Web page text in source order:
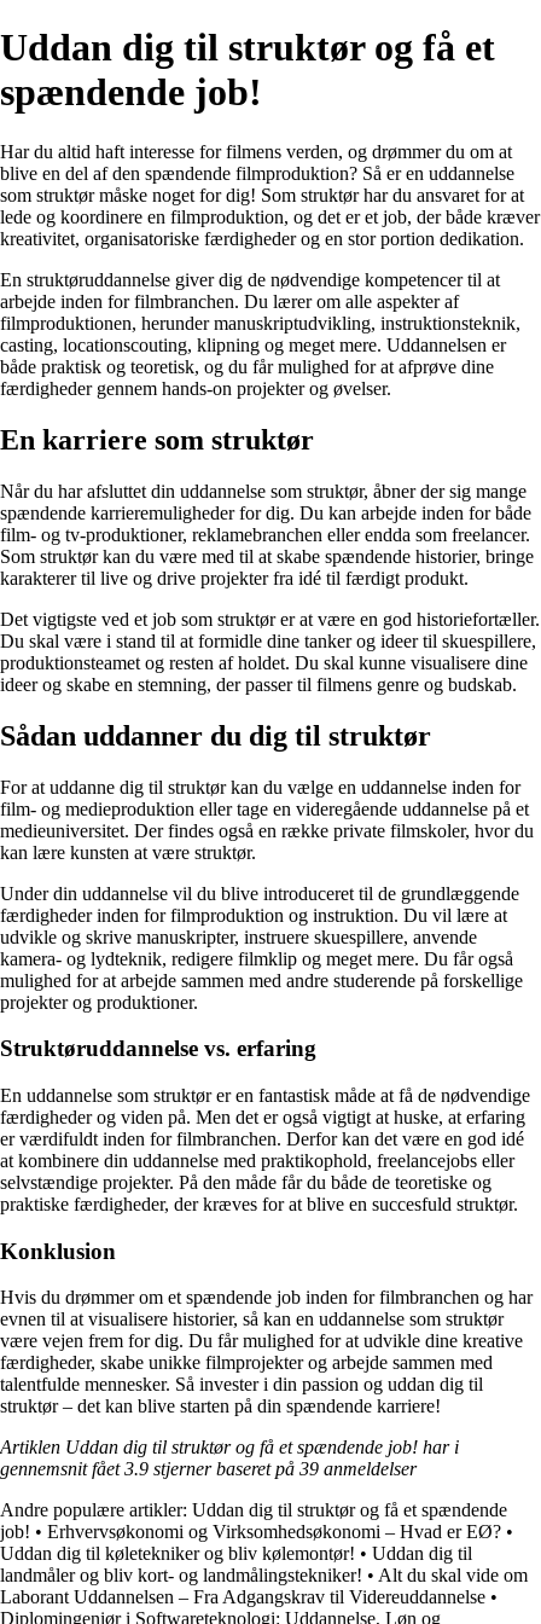
Uddan dig til struktør og få et
spændende job!
Har du altid haft interesse for filmens verden, og drømmer du om at
blive en del af den spændende filmproduktion? Så er en uddannelse
som struktør måske noget for dig! Som struktør har du ansvaret for at
lede og koordinere en filmproduktion, og det er et job, der både kræver
kreativitet, organisatoriske færdigheder og en stor portion dedikation.
En struktøruddannelse giver dig de nødvendige kompetencer til at
arbejde inden for filmbranchen. Du lærer om alle aspekter af
filmproduktionen, herunder manuskriptudvikling, instruktionsteknik,
casting, locationscouting, klipning og meget mere. Uddannelsen er
både praktisk og teoretisk, og du får mulighed for at afprøve dine
færdigheder gennem hands-on projekter og øvelser.
En karriere som struktør
Når du har afsluttet din uddannelse som struktør, åbner der sig mange
spændende karrieremuligheder for dig. Du kan arbejde inden for både
film- og tv-produktioner, reklamebranchen eller endda som freelancer.
Som struktør kan du være med til at skabe spændende historier, bringe
karakterer til live og drive projekter fra idé til færdigt produkt.
Det vigtigste ved et job som struktør er at være en god historiefortæller.
Du skal være i stand til at formidle dine tanker og ideer til skuespillere,
produktionsteamet og resten af holdet. Du skal kunne visualisere dine
ideer og skabe en stemning, der passer til filmens genre og budskab.
Sådan uddanner du dig til struktør
For at uddanne dig til struktør kan du vælge en uddannelse inden for
film- og medieproduktion eller tage en videregående uddannelse på et
medieuniversitet. Der findes også en række private filmskoler, hvor du
kan lære kunsten at være struktør.
Under din uddannelse vil du blive introduceret til de grundlæggende
færdigheder inden for filmproduktion og instruktion. Du vil lære at
udvikle og skrive manuskripter, instruere skuespillere, anvende
kamera- og lydteknik, redigere filmklip og meget mere. Du får også
mulighed for at arbejde sammen med andre studerende på forskellige
projekter og produktioner.
Struktøruddannelse vs. erfaring
En uddannelse som struktør er en fantastisk måde at få de nødvendige
færdigheder og viden på. Men det er også vigtigt at huske, at erfaring
er værdifuldt inden for filmbranchen. Derfor kan det være en god idé
at kombinere din uddannelse med praktikophold, freelancejobs eller
selvstændige projekter. På den måde får du både de teoretiske og
praktiske færdigheder, der kræves for at blive en succesfuld struktør.
Konklusion
Hvis du drømmer om et spændende job inden for filmbranchen og har
evnen til at visualisere historier, så kan en uddannelse som struktør
være vejen frem for dig. Du får mulighed for at udvikle dine kreative
færdigheder, skabe unikke filmprojekter og arbejde sammen med
talentfulde mennesker. Så invester i din passion og uddan dig til
struktør – det kan blive starten på din spændende karriere!
Artiklen Uddan dig til struktør og få et spændende job! har i
gennemsnit fået3.9 stjerner baseret på 39 anmeldelser
Andre populære artikler: Uddan dig til struktør og få et spændende
job! • Erhvervsøkonomi og Virksomhedsøkonomi – Hvad er EØ? •
Uddan dig til køletekniker og bliv kølemontør! • Uddan dig til
landmåler og bliv kort- og landmålingstekniker! • Alt du skal vide om
Laborant Uddannelsen – Fra Adgangskrav til Videreuddannelse •
Diplomingeniør i Softwareteknologi: Uddannelse, Løn og